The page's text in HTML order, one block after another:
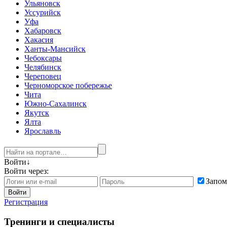
Ульяновск
Уссурийск
Уфа
Хабаровск
Хакасия
Ханты-Мансийск
Чебоксары
Челябинск
Череповец
Черноморское побережье
Чита
Южно-Сахалинск
Якутск
Ялта
Ярославль
Войти↓
Войти через:
Войти
Регистрация
Тренинги и специалисты